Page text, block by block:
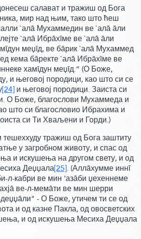
салават и тражиш од Бога
мир над њим,тако што ћеш
`алā Мухаммедин ве `алā āли
`алā Ибрāхīме ве `алā āли
меџīд, ве бāрик `алā Мухаммед
кема бāректе `алā Ибрāхīме ве
хамīдун меџīд.“ (О Боже,
и његовој породици, као што си се
[24]и његовој породици. Заиста си
О Боже, благослови Мухаммеда и
што си благословио Ибрахима и
си Ти Хваљени и Горди.)
тражиш од Бога заштиту
у загробном животу, и спас од
и искушења на другом свету, и од
Деџџала[25]. (Аллāхумме иннī
л-кабри ве мин 'азāби џехеннеме
ве-л-мемāти ве мин шерри
- О Боже, утичем ти се од
и од казне Пакла, од овосветских
и од искушења Месиха Деџџала